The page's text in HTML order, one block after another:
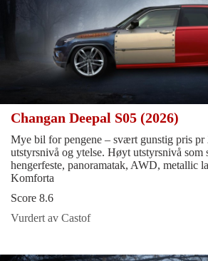
Changan Deepal S05 (2026)
Mye bil for pengene – svært gunstig pris
utstyrsnivå og ytelse. Høyt utstyrsnivå som
hengerfeste, panoramatak, AWD, metallic
Komforta
Score 8.6
Vurdert av Castof